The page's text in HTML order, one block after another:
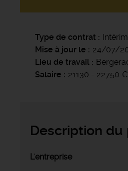
Type de contrat
Intérim
Mise à jour le
24/07/
Lieu de travail
Salaire
21130 - 22750
Description du
L'entreprise